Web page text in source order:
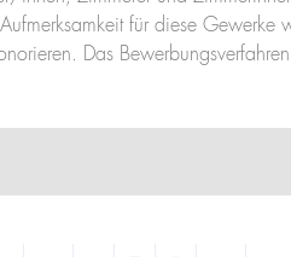
für diese Gewerke
Das